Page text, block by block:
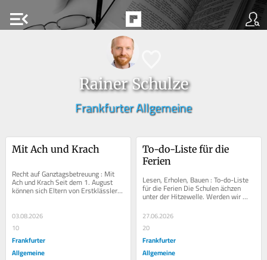
menu_open
Rainer Schulze
Frankfurter Allgemeine
Mit Ach und Krach
Recht auf Ganztagsbetreuung : Mit
Ach und Krach Seit dem 1. August
können sich Eltern von Erstklässlern
03.08.2026
10
Frankfurter
Allgemeine
To-do-Liste für die
Ferien
Lesen, Erholen, Bauen : To-do-Liste
für die Ferien Die Schulen ächzen
unter der Hitzewelle. Werden wir
Italien,...
27.06.2026
20
Frankfurter
Allgemeine